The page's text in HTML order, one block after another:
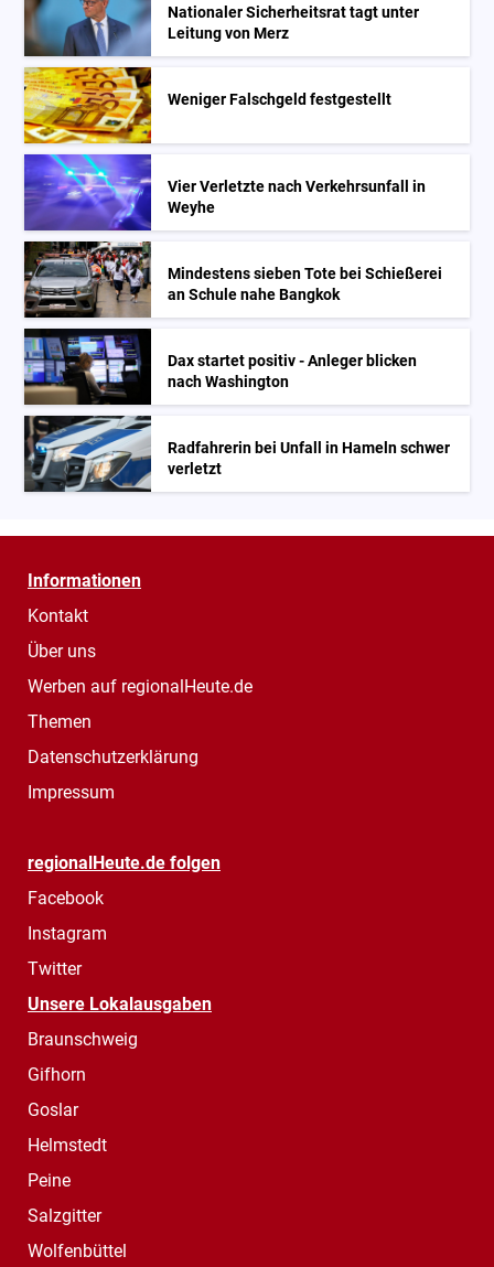
Nationaler Sicherheitsrat tagt unter
Leitung von Merz
Weniger Falschgeld festgestellt
Vier Verletzte nach Verkehrsunfall in
Weyhe
Mindestens sieben Tote bei Schießerei
an Schule nahe Bangkok
Dax startet positiv - Anleger blicken
nach Washington
Radfahrerin bei Unfall in Hameln schwer
verletzt
Informationen
Kontakt
Über uns
Werben auf regionalHeute.de
Themen
Datenschutzerklärung
Impressum
regionalHeute.de folgen
Facebook
Instagram
Twitter
Unsere Lokalausgaben
Braunschweig
Gifhorn
Goslar
Helmstedt
Peine
Salzgitter
Wolfenbüttel